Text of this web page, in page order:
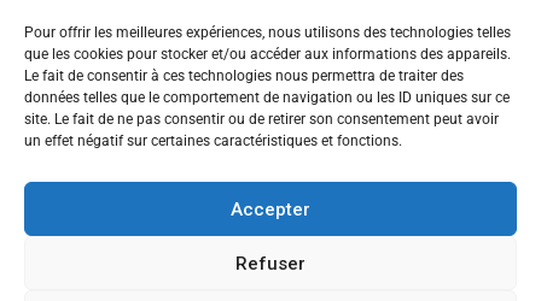
Pour offrir les meilleures expériences, nous utilisons des technologies telles
que les cookies pour stocker et/ou accéder aux informations des appareils.
Le fait de consentir à ces technologies nous permettra de traiter des
données telles que le comportement de navigation ou les ID uniques sur ce
site. Le fait de ne pas consentir ou de retirer son consentement peut avoir
un effet négatif sur certaines caractéristiques et fonctions.
Accepter
Refuser
Soirée
Sortie découverte
Tau
Voyage